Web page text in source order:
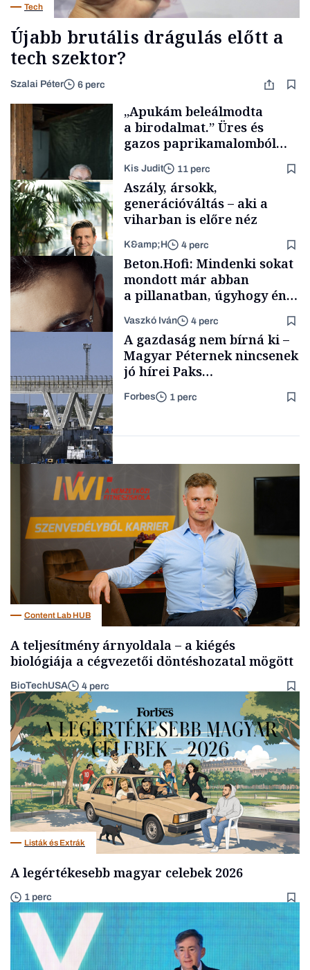
Tech
Újabb brutális drágulás előtt a
tech szektor?
Szalai Péter 6 perc
Családi
vállalkozások
„Apukám beleálmodta
a birodalmat.” Üres és
gazos paprikamalomból
lett az igazi családi
fűszersztori
Kis Judit 11 perc
TÁMOGATÓI
Aszály, ársokk,
generációváltás – aki a
viharban is előre néz
K&amp;H 4 perc
Forbes-sztori
Beton.Hofi: Mindenki sokat
mondott már abban
a pillanatban, úgyhogy én
a legsarkosabb
gondolataimat akartam
kimondani
Vaszkó Iván 4 perc
A gazdaság nem bírná ki –
Magyar Péternek nincsenek
jó hírei Paks
újraindításáról
Forbes 1 perc
Content Lab HUB
A teljesítmény árnyoldala – a kiégés
biológiája a cégvezetői döntéshozatal mögött
BioTechUSA 4 perc
Listák és Extrák
A legértékesebb magyar celebek 2026
1 perc